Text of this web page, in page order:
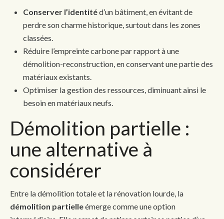
Conserver l’identitéd’un bâtiment, en évitant de
perdre son charme historique, surtout dans les zones
classées.
Réduire l’empreinte carbone par rapport à une
démolition-reconstruction, en conservant une partie des
matériaux existants.
Optimiser la gestion des ressources, diminuant ainsi le
besoin en matériaux neufs.
Démolition partielle :
une alternative à
considérer
Entre la démolition totale et la rénovation lourde, la
démolition partielleémerge comme une option